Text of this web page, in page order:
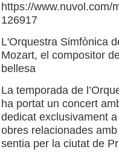
https://www.nuvol.com/
126917
L'Orquestra Simfònica
Mozart, el compositor
bellesa
La temporada de
ha portat un concert
dedicat exclusivament
obres relacionades
sentia per la ciutat de